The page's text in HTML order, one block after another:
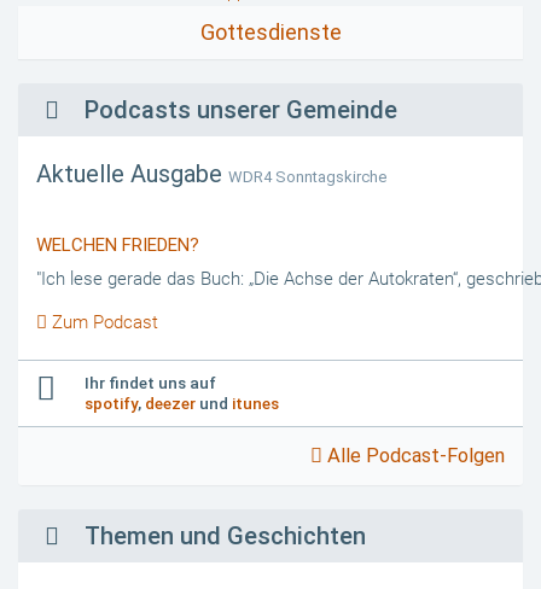
Gottes­dienste
Podcasts unserer Gemeinde
Aktuelle Ausgabe WDR4 Sonntagskirche
WELCHEN FRIEDEN?
"Ich lese gerade das Buch: „Die Achse der Autokraten“,
Zum Podcast
Ihr findet uns auf
spotify, deezer und itunes
Alle Podcast-Folgen
Themen und Geschichten